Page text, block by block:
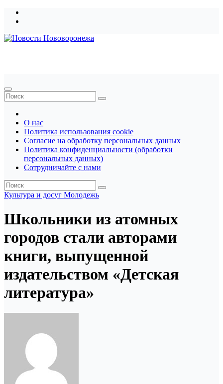
Перейти
О нас
Политика использования cookie
Согласие на обработку персональных данных
Политика конфиденциальности (обработки
персональных данных)
Сотрудничайте с нами
Культура и досуг Молодежь
Школьники из атомных
городов стали авторами
книги, выпущенной
издательством «Детская
литература»